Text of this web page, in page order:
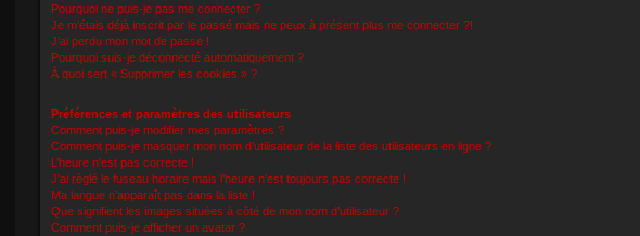
Pourquoi ne puis-je pas me connecter ?
Je m’étais déjà inscrit par le passé mais ne peux à présent plus me connecter ?!
J’ai perdu mon mot de passe !
Pourquoi suis-je déconnecté automatiquement ?
À quoi sert « Supprimer les cookies » ?
Préférences et paramètres des utilisateurs
Comment puis-je modifier mes paramètres ?
Comment puis-je masquer mon nom d’utilisateur de la liste des utilisateurs en ligne ?
L’heure n’est pas correcte !
J’ai réglé le fuseau horaire mais l’heure n’est toujours pas correcte !
Ma langue n’apparaît pas dans la liste !
Que signifient les images situées à côté de mon nom d’utilisateur ?
Comment puis-je afficher un avatar ?